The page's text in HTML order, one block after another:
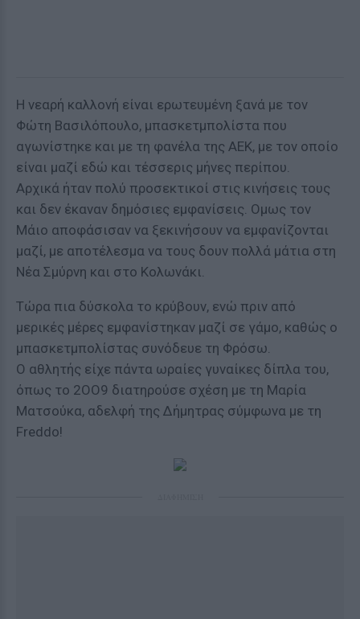
Η νεαρή καλλονή είναι ερωτευμένη ξανά με τον
Φώτη Βασιλόπουλο, μπασκετμπολίστα που
αγωνίστηκε και με τη φανέλα της ΑΕΚ, με τον οποίο
είναι μαζί εδώ και τέσσερις μήνες περίπου.
Αρχικά ήταν πολύ προσεκτικοί στις κινήσεις τους
και δεν έκαναν δημόσιες εμφανίσεις. Ομως τον
Μάιο αποφάσισαν να ξεκινήσουν να εμφανίζονται
μαζί, με αποτέλεσμα να τους δουν πολλά μάτια στη
Νέα Σμύρνη και στο Κολωνάκι.
Τώρα πια δύσκολα το κρύβουν, ενώ πριν από
μερικές μέρες εμφανίστηκαν μαζί σε γάμο, καθώς ο
μπασκετμπολίστας συνόδευε τη Φρόσω.
Ο αθλητής είχε πάντα ωραίες γυναίκες δίπλα του,
όπως το 2ΟΟ9 διατηρούσε σχέση με τη Μαρία
Ματσούκα, αδελφή της Δήμητρας σύμφωνα με τη
Freddo!